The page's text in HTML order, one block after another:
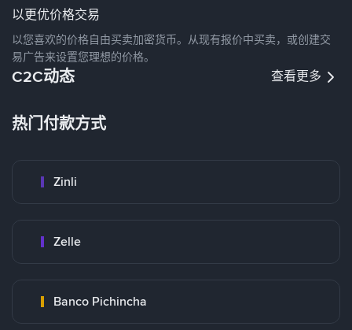
以更优价格交易
以您喜欢的价格自由买卖加密货币。从现有报价中买卖，或创建交
易广告来设置您理想的价格。
C2C动态 查看更多
热门付款方式
Zinli
Zelle
Banco Pichincha